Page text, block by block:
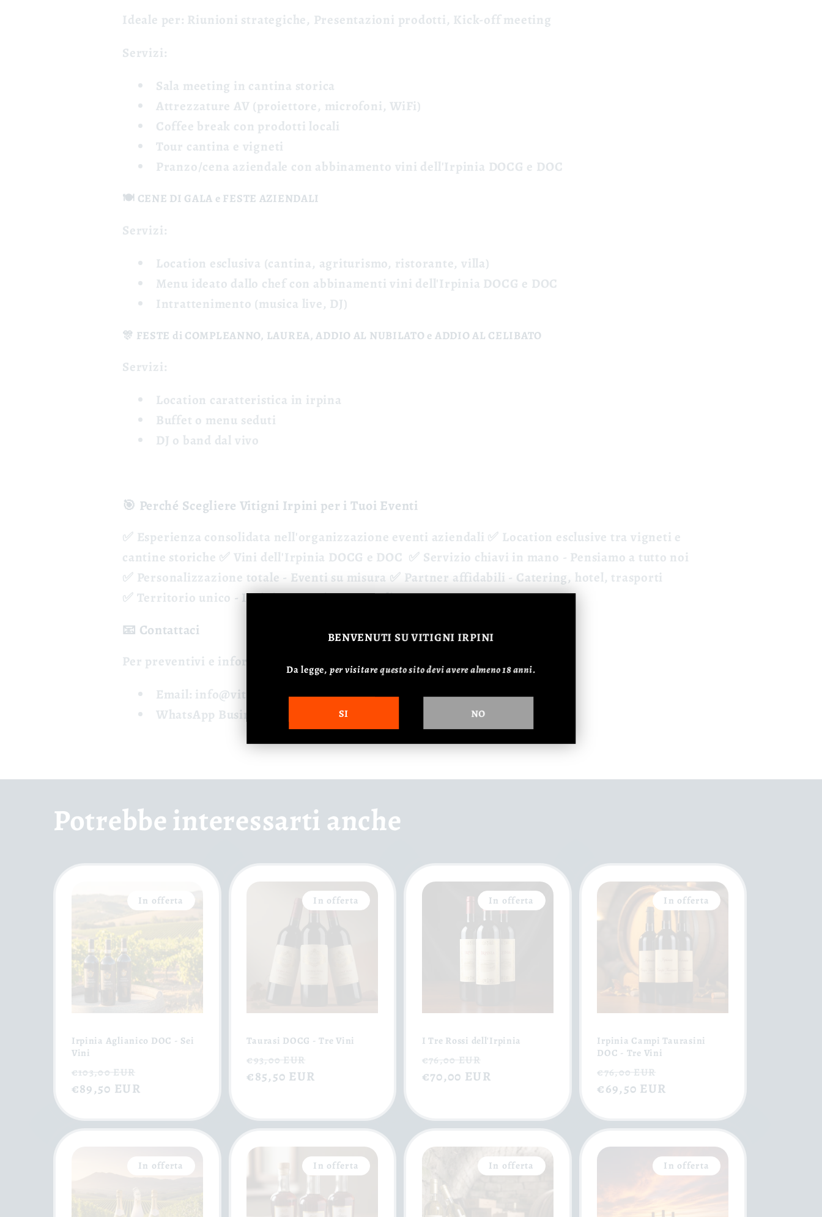
Ideale per: Riunioni strategiche, Presentazioni prodotti, Kick-off meeting
Servizi:
Sala meeting in cantina storica
Attrezzature AV (proiettore, microfoni, WiFi)
Coffee break con prodotti locali
Tour cantina e vigneti
Pranzo/cena aziendale con abbinamento vini dell'Irpinia DOCG e DOC
🍽️ CENE DI GALA e FESTE AZIENDALI
Servizi:
Location esclusiva (cantina, agriturismo, ristorante, villa)
Menu ideato dallo chef con abbinamenti vini dell'Irpinia DOCG e DOC
Intrattenimento (musica live, DJ)
🎊 FESTE di COMPLEANNO, LAUREA, ADDIO AL NUBILATO e ADDIO AL CELIBATO
Servizi:
Location caratteristica in irpina
Buffet o menu seduti
DJ o band dal vivo
🎯 Perché Scegliere Vitigni Irpini per i Tuoi Eventi
✅ Esperienza consolidata nell'organizzazione eventi aziendali ✅ Location esclusive tra vigneti e
cantine storiche ✅ Vini dell'Irpinia DOCG e DOC ✅ Servizio chiavi in mano - Pensiamo a tutto noi
✅ Personalizzazione totale - Eventi su misura ✅ Partner affidabili - Catering, hotel, trasporti
✅ Territorio unico - Irpinia autentica e accogliente
📧 Contattaci
Per preventivi e informazioni:
Email: info@vitigniirpini.com
WhatsApp Business:
(+39) 338.7699583 "Antonella"
Potrebbe interessarti anche
In offerta
Irpinia Aglianico DOC - Sei
Vini
Prezzo
di
€103,00 EUR
€89,50 EUR
In offerta
Taurasi DOCG - Tre Vini
Prezzo
di
€93,00 EUR
scontato
€85,50 EUR
In offerta
I Tre Rossi dell'Irpinia
Prezzo
di
€76,00 EUR
scontato
€70,00 EUR
In offerta
Irpinia Campi Taurasini
DOC - Tre Vini
Prezzo
di
€76,00 EUR
scontato
€69,50 EUR
In offerta In offerta In offerta In offerta
BENVENUTI SU VITIGNI IRPINI
Da legge,per visitare questo sito devi avere almeno 18 anni.
SI NO